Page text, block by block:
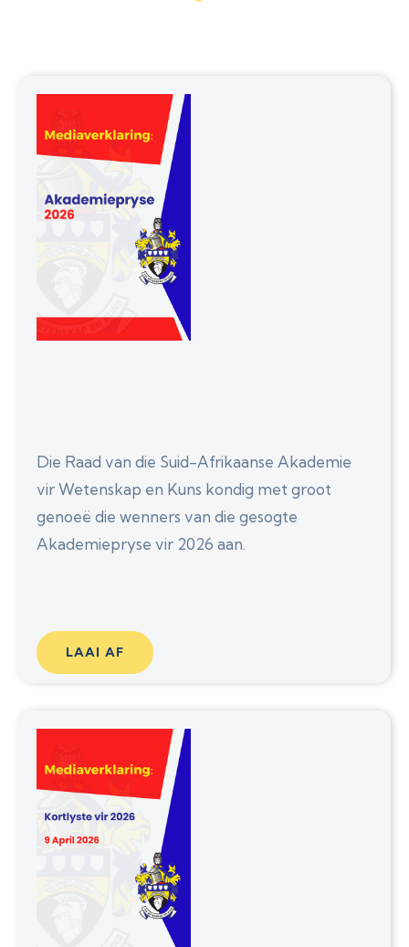
Die Raad van die Suid-Afrikaanse Akademie
vir Wetenskap en Kuns kondig met groot
genoeë die wenners van die gesogte
Akademiepryse vir 2026 aan.
LAAI AF